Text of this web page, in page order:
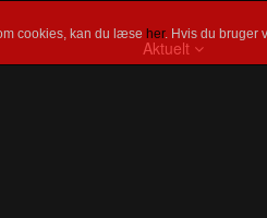
cookies, kan du læse her. Hvis du bruger
Aktuelt